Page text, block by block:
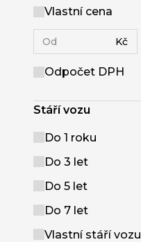
Vlastní cena
Kč
Odpočet DPH
Stáří vozu
Do 1 roku
Do 3 let
Do 5 let
Do 7 let
Vlastní stáří vozu